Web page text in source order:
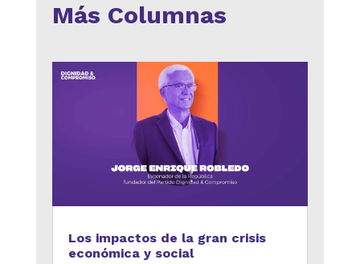
Más Columnas
Los impactos de la gran crisis
económica y social